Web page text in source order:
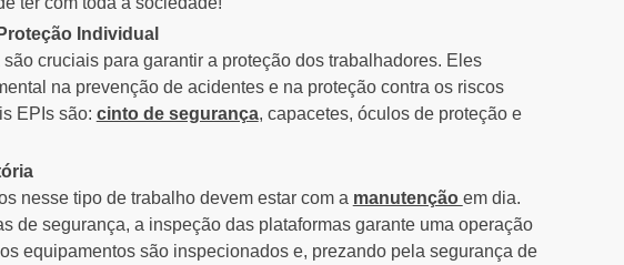
Individual
cruciais para garantir a proteção dos trabalhadores. Eles
na prevenção de acidentes e na proteção contra os riscos
EPIs são: cinto de segurança, capacetes, óculos de proteção e
nesse tipo de trabalho devem estar com a manutenção em dia.
de segurança, a inspeção das plataformas garante uma operação
equipamentos são inspecionados e, prezando pela segurança de